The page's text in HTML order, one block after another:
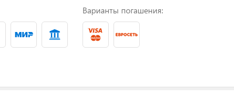
Варианты погашения: